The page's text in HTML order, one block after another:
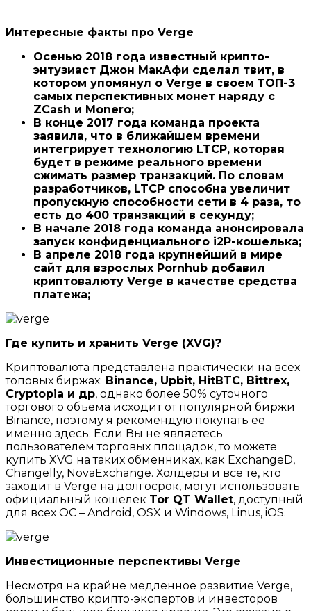
Интересные факты про Verge
Осенью 2018 года известный крипто-
энтузиаст Джон МакАфи сделал твит, в
котором упомянул о Verge в своем ТОП-3
самых перспективных монет наряду с
ZCash и Monero;
В конце 2017 года команда проекта
заявила, что в ближайшем времени
интегрирует технологию LTCP, которая
будет в режиме реального времени
сжимать размер транзакций. По словам
разработчиков, LTCP способна увеличит
пропускную способности сети в 4 раза, то
есть до 400 транзакций в секунду;
В начале 2018 года команда анонсировала
запуск конфиденциального i2P-кошелька;
В апреле 2018 года крупнейший в мире
сайт для взрослых Pornhub добавил
криптовалюту Verge в качестве средства
платежа;
Где купить и хранить Verge (XVG)?
Криптовалюта представлена практически на всех
топовых биржах: Binance, Upbit, HitBTC, Bittrex,
Cryptopia и др, однако более 50% суточного
торгового объема исходит от популярной биржи
Binance, поэтому я рекомендую покупать ее
именно здесь. Если Вы не являетесь
пользователем торговых площадок, то можете
купить XVG на таких обменниках, как ExchangeD,
Changelly, NovaExchange. Холдеры и все те, кто
заходит в Verge на долгосрок, могут использовать
официальный кошелек Tor QT Wallet, доступный
для всех ОС – Android, OSX и Windows, Linus, iOS.
Инвестиционные перспективы Verge
Несмотря на крайне медленное развитие Verge,
большинство крипто-экспертов и инвесторов